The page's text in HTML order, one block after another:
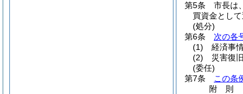
第5条
市長は
買資金とし
(処分)
第6条
次の各
(1)
経済事
(2)
災害復
(委任)
第7条
この条
附 則